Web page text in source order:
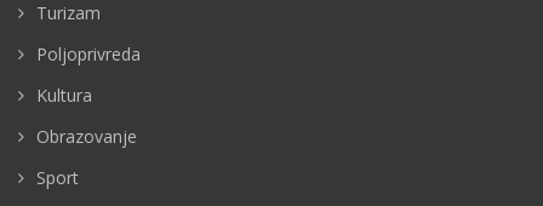
Turizam
Poljoprivreda
Kultura
Obrazovanje
Sport